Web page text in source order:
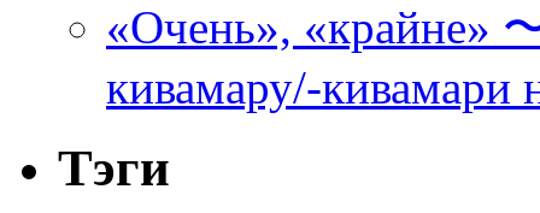
«Очень», «крайне»
кивамару/-кивамари
Тэги